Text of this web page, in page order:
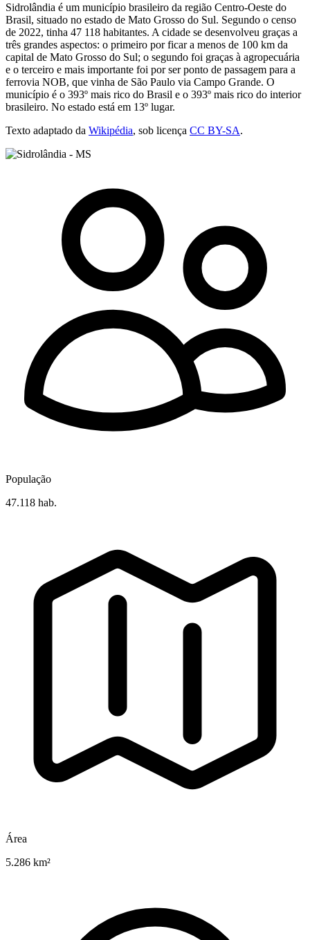
Sidrolândia é um município brasileiro da região Centro-Oeste do
Brasil, situado no estado de Mato Grosso do Sul. Segundo o censo
de 2022, tinha 47 118 habitantes. A cidade se desenvolveu graças a
três grandes aspectos: o primeiro por ficar a menos de 100 km da
capital de Mato Grosso do Sul; o segundo foi graças à agropecuária
e o terceiro e mais importante foi por ser ponto de passagem para a
ferrovia NOB, que vinha de São Paulo via Campo Grande. O
município é o 393º mais rico do Brasil e o 393º mais rico do interior
brasileiro. No estado está em 13º lugar.
Texto adaptado da Wikipédia, sob licença CC BY-SA.
População
47.118 hab.
Área
5.286 km²